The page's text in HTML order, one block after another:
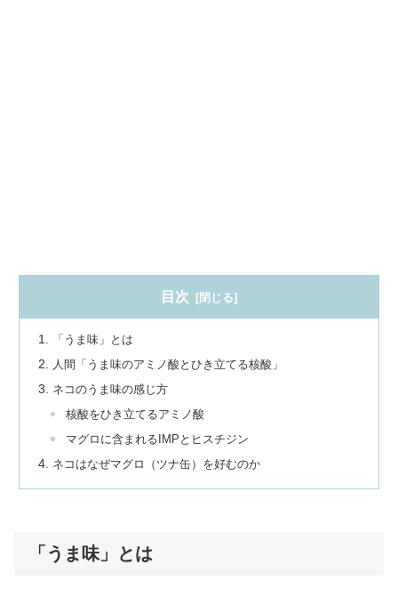
目次
「うま味」とは
人間「うま味のアミノ酸とひき立てる核酸」
ネコのうま味の感じ方
核酸をひき立てるアミノ酸
マグロに含まれるIMPとヒスチジン
ネコはなぜマグロ（ツナ缶）を好むのか
「うま味」とは